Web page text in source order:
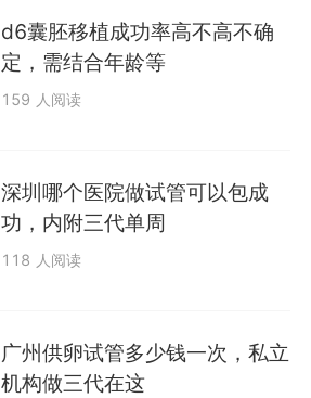
d6囊胚移植成功率高不高不确
定，需结合年龄等
159 人阅读
深圳哪个医院做试管可以包成
功，内附三代单周
118 人阅读
广州供卵试管多少钱一次，私立
机构做三代在这